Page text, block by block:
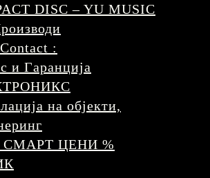
DISC – YU MUSIC
:
и Гаранција
на објекти,
СМАРТ ЦЕНИ %